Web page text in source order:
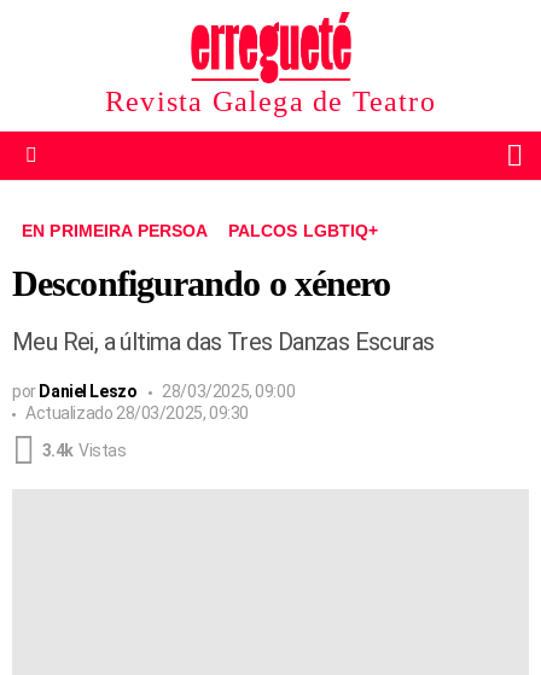
Revista Galega de Teatro
EN PRIMEIRA PERSOA PALCOS LGBTIQ+
Desconfigurando o xénero
Meu Rei, a última das Tres Danzas Escuras
por Daniel Leszo
28/03/2025, 09:00
Actualizado 28/03/2025, 09:30
3.4k Vistas